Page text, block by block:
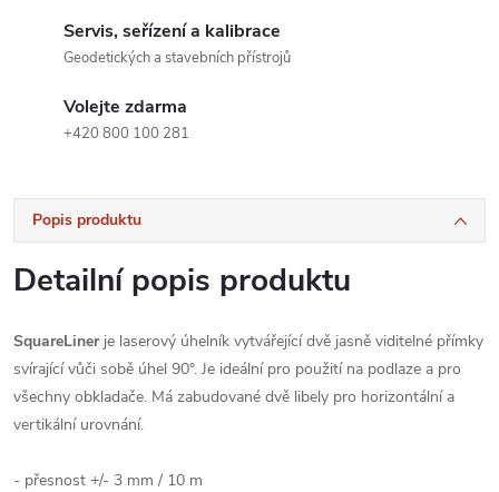
Servis, seřízení a kalibrace
Geodetických a stavebních přístrojů
Volejte zdarma
+420 800 100 281
Popis produktu
Detailní popis produktu
SquareLinerje laserový úhelník vytvářející dvě jasně viditelné přímky
svírající vůči sobě úhel 90°. Je ideální pro použití na podlaze a pro
všechny obkladače. Má zabudované dvě libely pro horizontální a
vertikální urovnání.
- přesnost +/- 3 mm / 10 m